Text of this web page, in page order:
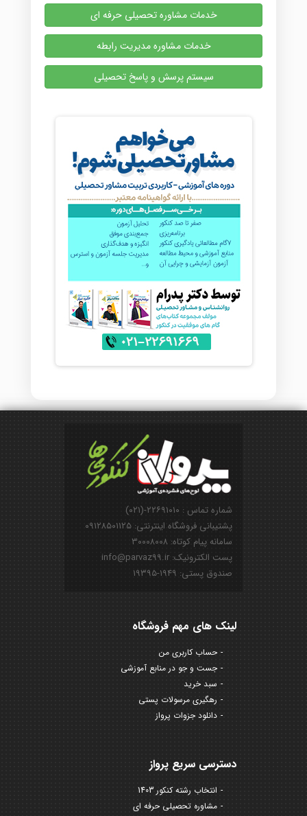
خدمات مشاوره تحصیلی حرفه ای
خدمات مشاوره مدیریت رابطه
سیستم پرسش و پاسخ تحصیلی
شماره تماس : ۲۲۶۹۱۰۱۰-(۰۲۱)
پشتیبانی فروشگاه اینترنتی: ۰۹۱۲۸۵۰۱۱۲۵
سامانه پیام کوتاه: ۳۰۰۰۸۰۰۸
پست الکترونیک: info@parvaz99.ir
صندوق پستی: ۱۹۴۹-۱۹۳۹۵
لینک های مهم فروشگاه
حساب کاربری من
جست و جو در منابع آموزشی
سبد خرید
رهگیری مرسولات پستی
دانلود جزوات پرواز
دسترسی سریع پرواز
انتخاب رشته کنکور 1403
مشاوره تحصیلی حرفه ای